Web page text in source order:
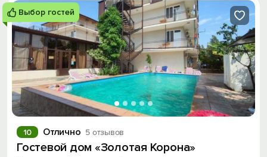
Выбор гостей
Отлично 5 отзывов
10
Гостевой дом «Золотая Корона»